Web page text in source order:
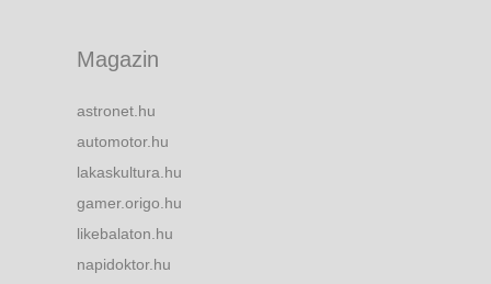
Magazin
astronet.hu
automotor.hu
lakaskultura.hu
gamer.origo.hu
likebalaton.hu
napidoktor.hu